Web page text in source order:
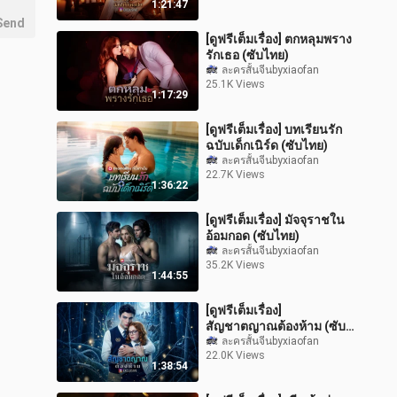
1:21:47
1:17:29
[ดูฟรีเต็มเรื่อง] ตกหลุมพราง
รักเธอ (ซับไทย)
ละครสั้นจีนbyxiaofan
25.1K Views
1:36:22
[ดูฟรีเต็มเรื่อง] บทเรียนรัก
ฉบับเด็กเนิร์ด (ซับไทย)
ละครสั้นจีนbyxiaofan
22.7K Views
1:44:55
[ดูฟรีเต็มเรื่อง] มัจจุราชใน
อ้อมกอด (ซับไทย)
ละครสั้นจีนbyxiaofan
35.2K Views
1:38:54
[ดูฟรีเต็มเรื่อง]
สัญชาตญาณต้องห้าม (ซับ
ไทย)ละครสั้นจีนbyxiaofan
22.0K Views